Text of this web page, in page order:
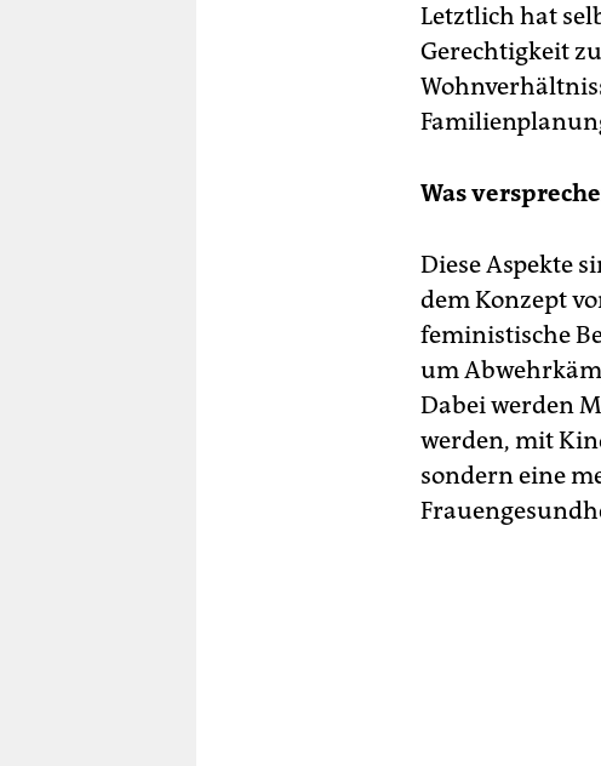
Letztlich hat
Gerechtigkeit
Was
Diese Aspekte
dem Konzept
feministische
um
Dabei werden
werden, mit
sondern eine